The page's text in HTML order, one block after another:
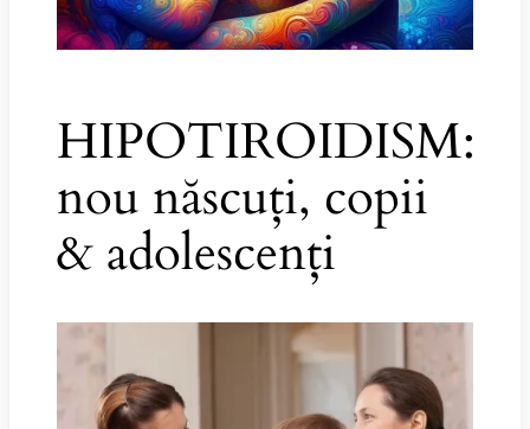
HIPOTIROIDISM:
nou născuți, copii
& adolescenți